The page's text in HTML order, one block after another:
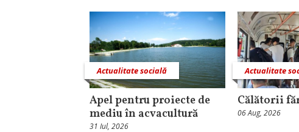
Actualitate socială
Apel pentru proiecte de
mediu în acvacultură
31 Iul, 2026
Actualitate
Călătorii
06 Aug, 2026